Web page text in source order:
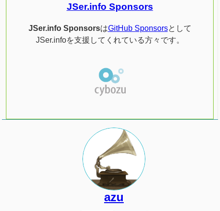
JSer.info Sponsors
JSer.info SponsorsはGitHub Sponsorsとして
JSer.infoを支援してくれている方々です。
azu